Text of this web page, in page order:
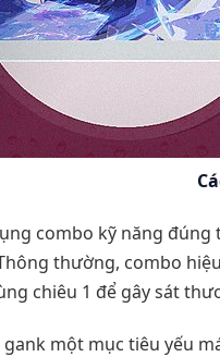
combo kỹ năng
thường, combo
chiêu 1 để gây sát
gank một mục tiêu yếu